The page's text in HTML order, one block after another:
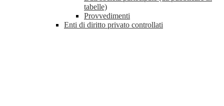
tabelle)
Provvedimenti
Enti di diritto privato controllati